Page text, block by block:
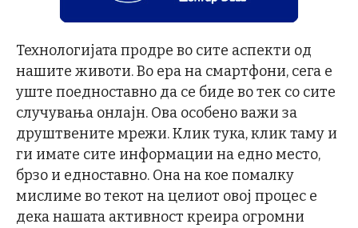
Технологијата продре во сите аспекти од
нашите животи. Во ера на смартфони, сега е
уште поедноставно да се биде во тек со сите
случувања онлајн. Ова особено важи за
друштвените мрежи. Клик тука, клик таму и
ги имате сите информации на едно место,
брзо и едноставно. Она на кое помалку
мислиме во текот на целиот овој процес е
дека нашата активност креира огромни